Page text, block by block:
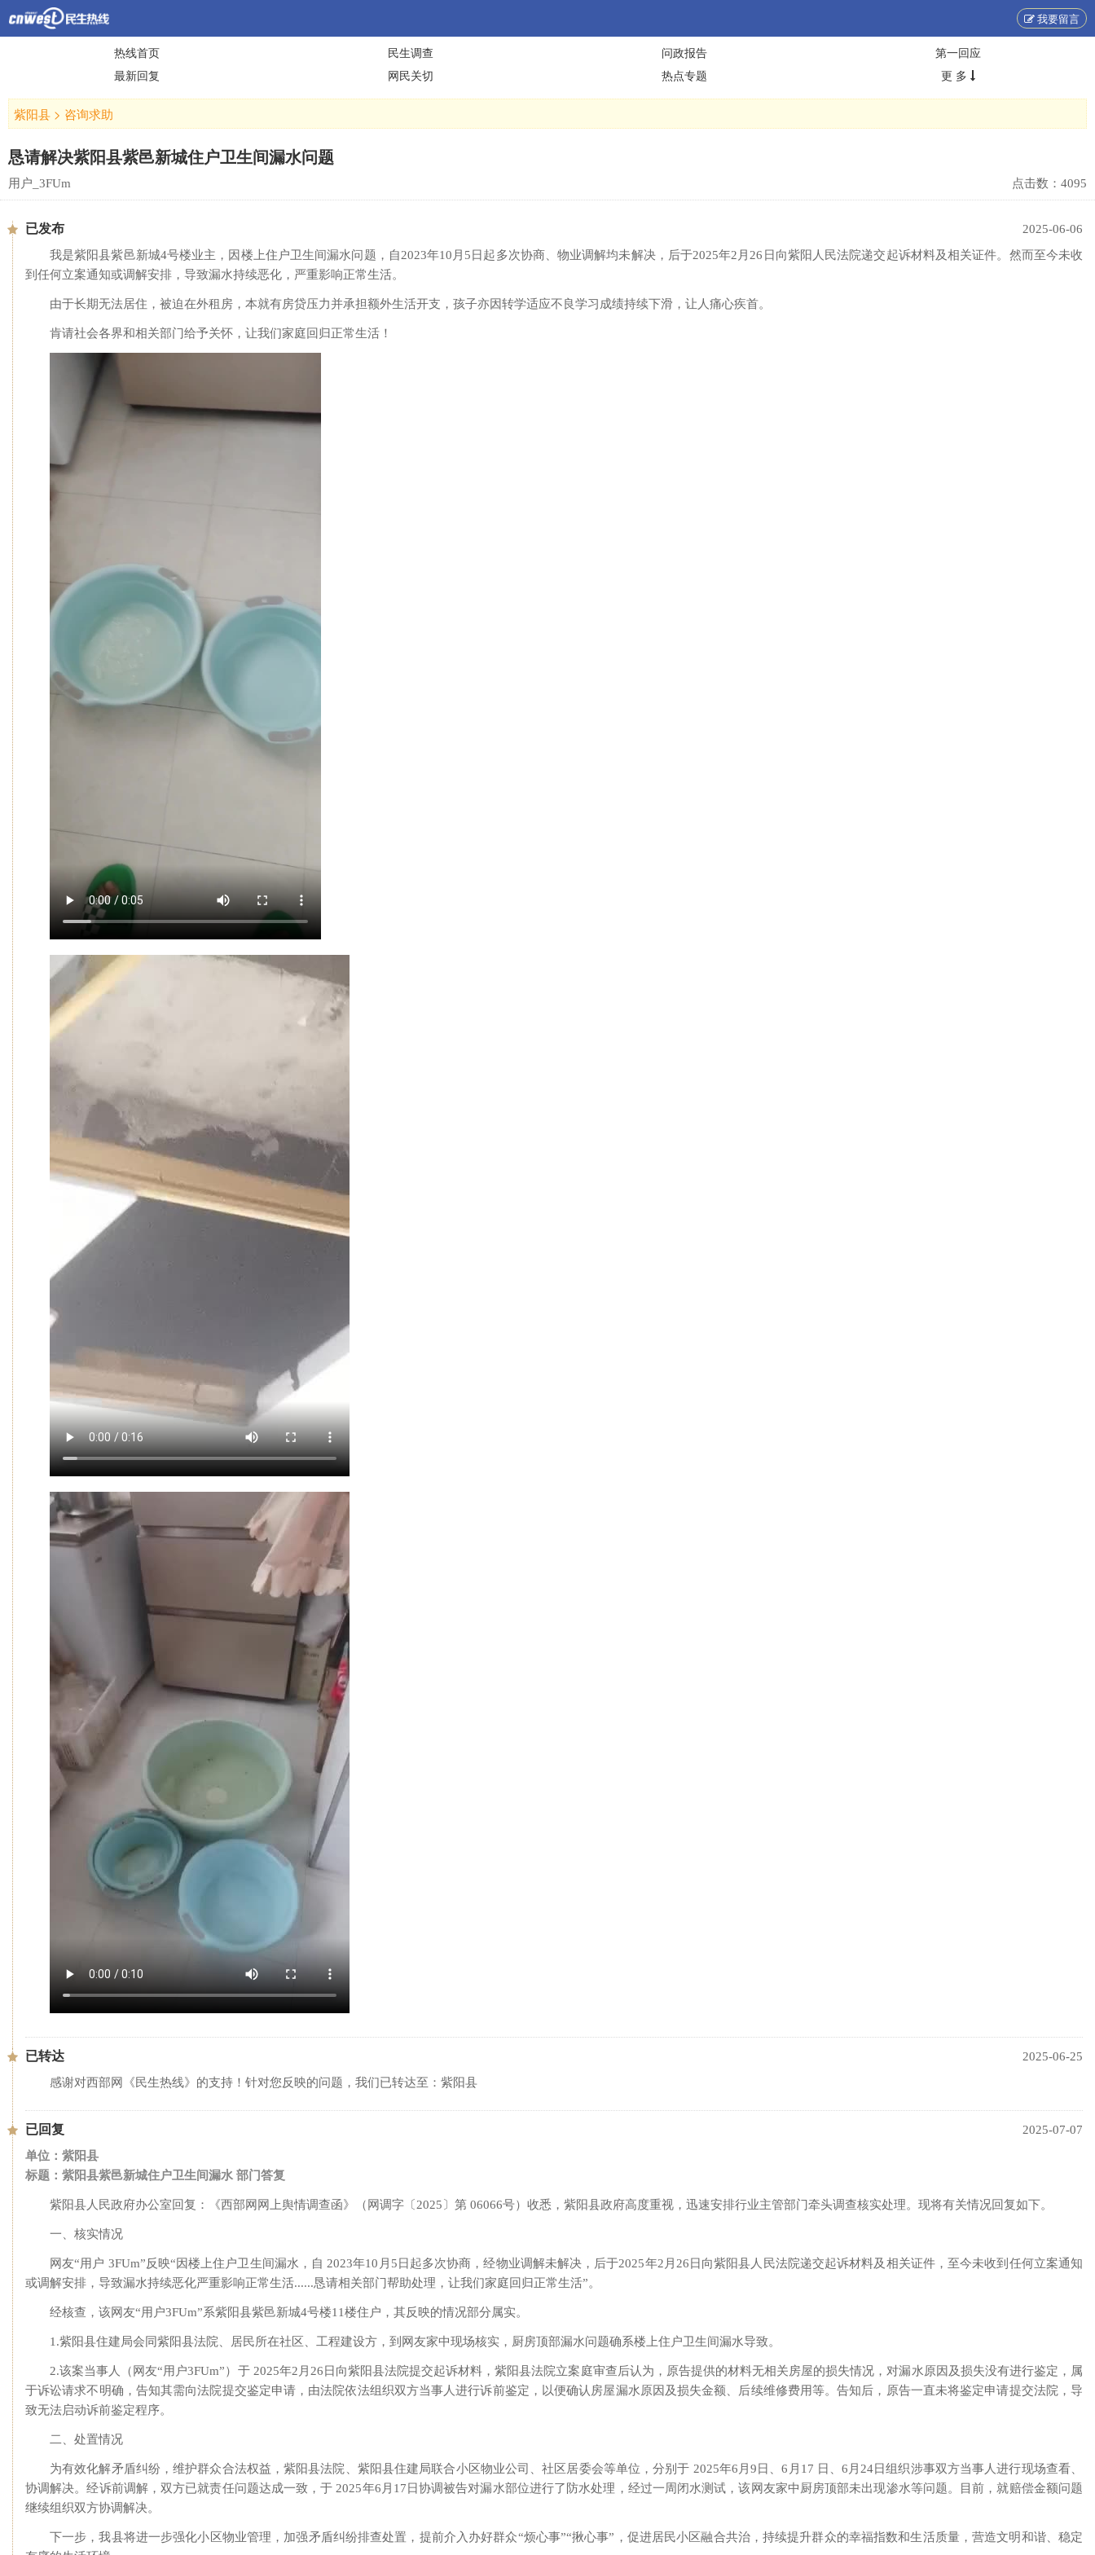
我要留言
热线首页 民生调查 问政报告
第一回应
最新回复
网民关切 热点专题 更 多
紫阳县 > 咨询求助
恳请解决紫阳县紫邑新城住户卫生间漏水问题
用户_3FUm 点击数： 4095
已发布
2025-06-06
我是紫阳县紫邑新城4号楼业主，因楼上住户卫生间漏水问题，自2023年10月5日起多次协商、物业调解均未解决，后于2025年2月26日向紫阳人民法院递交起诉材料及相关证件。然而至今未收
到任何立案通知或调解安排，导致漏水持续恶化，严重影响正常生活。
由于长期无法居住，被迫在外租房，本就有房贷压力并承担额外生活开支，孩子亦因转学适应不良学习成绩持续下滑，让人痛心疾首。
肯请社会各界和相关部门给予关怀，让我们家庭回归正常生活！
已转达
2025-06-25
感谢对西部网《民生热线》的支持！针对您反映的问题，我们已转达至：紫阳县
已回复
2025-07-07
单位：紫阳县
标题：紫阳县紫邑新城住户卫生间漏水 部门答复
紫阳县人民政府办公室回复：《西部网网上舆情调查函》（网调字〔2025〕第 06066号）收悉，紫阳县政府高度重视，迅速安排行业主管部门牵头调查核实处理。现将有关情况回复如下。
一、核实情况
网友“用户 3FUm”反映“因楼上住户卫生间漏水，自 2023年10月5日起多次协商，经物业调解未解决，后于2025年2月26日向紫阳县人民法院递交起诉材料及相关证件，至今未收到任何立案通知
或调解安排，导致漏水持续恶化严重影响正常生活......恳请相关部门帮助处理，让我们家庭回归正常生活”。
经核查，该网友“用户3FUm”系紫阳县紫邑新城4号楼11楼住户，其反映的情况部分属实。
1.紫阳县住建局会同紫阳县法院、居民所在社区、工程建设方，到网友家中现场核实，厨房顶部漏水问题确系楼上住户卫生间漏水导致。
2.该案当事人（网友“用户3FUm”）于 2025年2月26日向紫阳县法院提交起诉材料，紫阳县法院立案庭审查后认为，原告提供的材料无相关房屋的损失情况，对漏水原因及损失没有进行鉴定，属
于诉讼请求不明确，告知其需向法院提交鉴定申请，由法院依法组织双方当事人进行诉前鉴定，以便确认房屋漏水原因及损失金额、后续维修费用等。告知后，原告一直未将鉴定申请提交法院，导
致无法启动诉前鉴定程序。
二、处置情况
为有效化解矛盾纠纷，维护群众合法权益，紫阳县法院、紫阳县住建局联合小区物业公司、社区居委会等单位，分别于 2025年6月9日、6月17 日、6月24日组织涉事双方当事人进行现场查看、
协调解决。经诉前调解，双方已就责任问题达成一致，于 2025年6月17日协调被告对漏水部位进行了防水处理，经过一周闭水测试，该网友家中厨房顶部未出现渗水等问题。目前，就赔偿金额问题
继续组织双方协调解决。
下一步，我县将进一步强化小区物业管理，加强矛盾纠纷排查处置，提前介入办好群众“烦心事”“揪心事”，促进居民小区融合共治，持续提升群众的幸福指数和生活质量，营造文明和谐、稳定